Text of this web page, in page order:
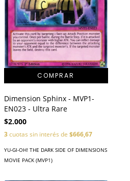
Dimension Sphinx - MVP1-
EN023 - Ultra Rare
$2.000
3cuotas sin interés de $666,67
YU-GI-OH! THE DARK SIDE OF DIMENSIONS
MOVIE PACK (MVP1)